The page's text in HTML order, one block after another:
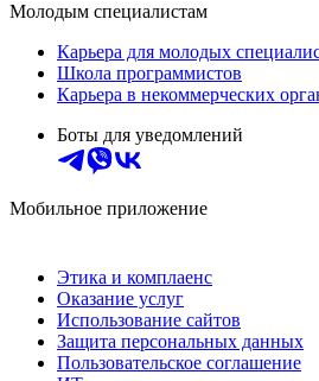
Молодым специалистам
Карьера для молодых
Школа программистов
Карьера в некоммерческих
Боты для уведомлений
Мобильное приложение
Этика и комплаенс
Оказание услуг
Использование сайтов
Защита персональных данных
Пользовательское соглашение